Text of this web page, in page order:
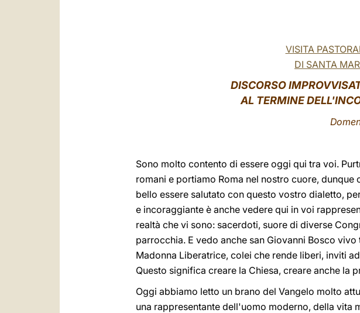
VISITA
DI SANTA
DISCORSO
AL TERMINE
Sono molto contento di essere oggi qui tra voi.
romani e portiamo Roma nel nostro cuore,
bello essere salutato con questo vostro dialetto,
e incoraggiante è anche vedere qui in voi
realtà che vi sono: sacerdoti, suore di diverse
parrocchia. E vedo anche san Giovanni Bosco
Madonna Liberatrice, colei che rende liberi, inviti
Questo significa creare la Chiesa, creare anche la
Oggi abbiamo letto un brano del Vangelo molto
una rappresentante dell'uomo moderno, della vita